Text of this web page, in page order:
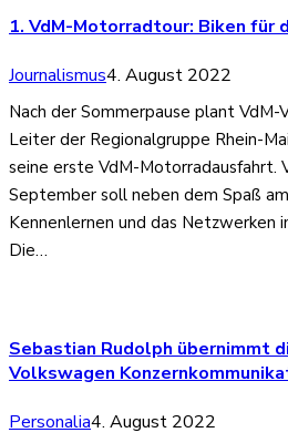
1. VdM-Motorradtour: Biken für
Journalismus4. August 2022
Nach der Sommerpause plant
Leiter der Regionalgruppe Rhein-
seine erste VdM-Motorradausfahrt.
September soll neben dem Spaß
Kennenlernen und das Netzwerken
Die…
Sebastian Rudolph übernimmt
Volkswagen
Personalia4. August 2022